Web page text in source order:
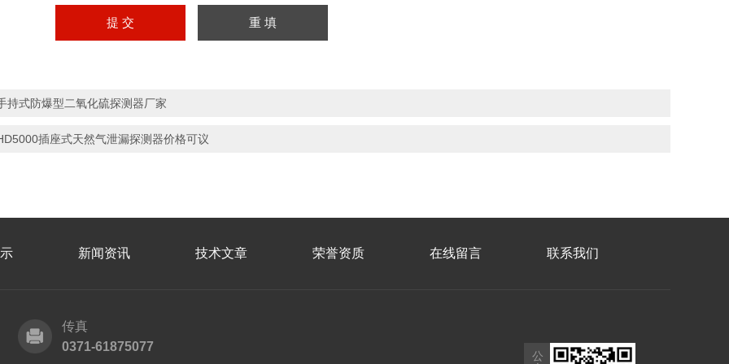
持式防爆型二氧化硫探测器厂家
插座式天然气泄漏探测器价格可议
新闻资讯 技术文章 荣誉资质 在线留言 联系我们
传真
0371-61875077
公